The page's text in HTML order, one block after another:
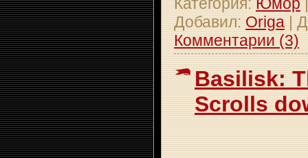
Добавил: Origa |
Комментарии (3)
Basilisk:
Scrolls